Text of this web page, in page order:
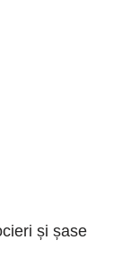
și șase